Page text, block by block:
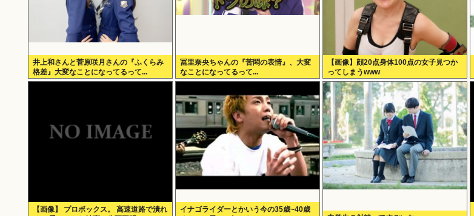
井上和さんと菅原咲月さんの『ふくらみ
格差』大変なことになってるって...
冨里奈央ちゃんの『苦悶の表情』、大変
なことになってるって...
【画像】顔20点身体100点の女子見つか
ってしまうwww
【画像】 プロボックス。 高速道路で潰れ
イナゴライダーとかいう今の35歳~40歳